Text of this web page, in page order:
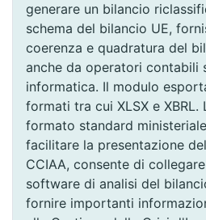
generare un bilancio
schema del bilancio UE,
coerenza e quadratura del
anche da operatori contabili
informatica. Il modulo
formati tra cui XLSX e
formato standard
facilitare la presentazione
CCIAA, consente di
software di analisi del
fornire importanti